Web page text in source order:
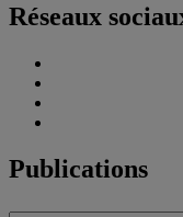
Réseaux
Publications